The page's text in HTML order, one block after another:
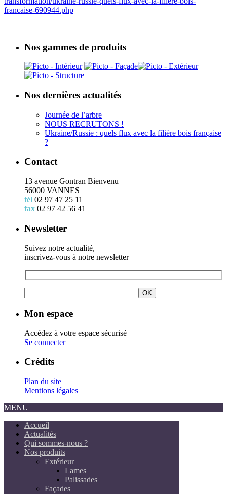
francaise-690944.php
Nos gammes de produits
Nos dernières actualités
Journée de l’arbre
NOUS RECRUTONS !
Ukraine/Russie : quels flux avec la filière bois française
?
Contact
13 avenue Gontran Bienvenu
56000 VANNES
tél 02 97 47 25 11
fax 02 97 42 56 41
Newsletter
Suivez notre actualité,
inscrivez-vous à notre newsletter
Mon espace
Accédez à votre espace sécurisé
Se connecter
Crédits
Plan du site
Mentions légales
MENU
Accueil
Actualités
Qui sommes-nous ?
Nos produits
Extérieur
Lames
Palissades
Façades